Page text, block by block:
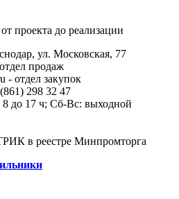
проекта до реализации
ул. Московская, 77
продаж
- отдел закупок
298 32 47
до 17 ч; Сб-Вс: выходной
в реестре Минпромторга